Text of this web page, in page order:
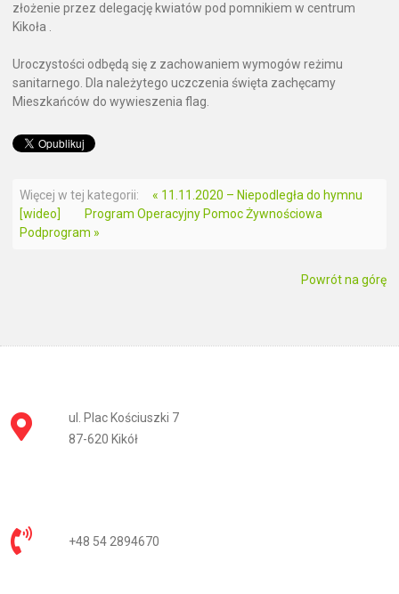
złożenie przez delegację kwiatów pod pomnikiem w centrum
Kikoła .
Uroczystości odbędą się z zachowaniem wymogów reżimu
sanitarnego. Dla należytego uczczenia święta zachęcamy
Mieszkańców do wywieszenia flag.
Więcej w tej kategorii:
« 11.11.2020 – Niepodległa do hymnu
[wideo]
Program Operacyjny Pomoc Żywnościowa
Podprogram »
Powrót na górę
ul. Plac Kościuszki 7
87-620 Kikół
+48 54 2894670